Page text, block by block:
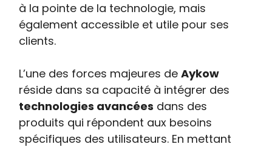
à la pointe de la technologie, mais
également accessible et utile pour ses
clients.
L’une des forces majeures deAykow
réside dans sa capacité à intégrer des
technologies avancées dans des
produits qui répondent aux besoins
spécifiques des utilisateurs. En mettant